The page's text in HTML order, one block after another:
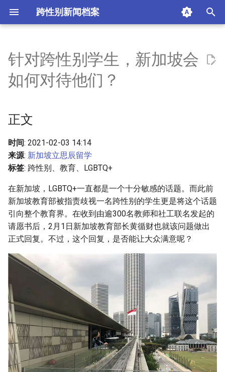
跨性别新闻档案
n
t
a
l
i
i
n
g
a
r
c
h
正文
附加信息 [Processed Page
针对跨性别学生，新加坡会
如何对待他们？
正文
时间: 2021-02-03 14:14
来源: 新加坡立思辰留学
标签: 跨性别、教育、LGBTQ+
在新加坡，LGBTQ+一直都是一个十分敏感的话题。而此前
新加坡教育部被指责歧视一名跨性别的学生更是将这个话题
引向整个教育界。在收到由逾300名教师和社工联名发起的
请愿书后，2月1日新加坡教育部长黄循财也就该问题做出
正式回复。不过，这个回复，是否能让大众满意呢？